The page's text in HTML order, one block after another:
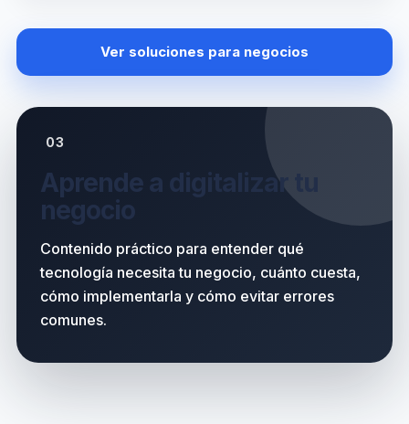
Ver soluciones para negocios
03
Aprende a digitalizar tu
negocio
Contenido práctico para entender qué
tecnología necesita tu negocio, cuánto cuesta,
cómo implementarla y cómo evitar errores
comunes.